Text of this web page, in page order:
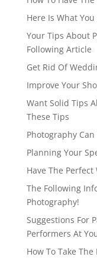
Here Is What
Your Tips About
Following Article
Get Rid Of
Improve Your
Want Solid Tips
These Tips
Photography
Planning Your
Have The
The Following
Photography!
Suggestions For
Performers At
How To Take